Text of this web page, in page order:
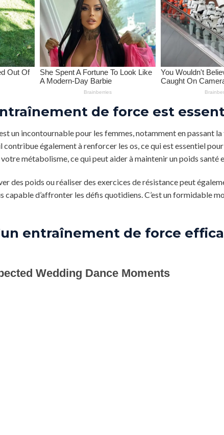
de force est
un incontournable pour les femmes, notamment en passant
contribue également à renforcer les os, ce qui est essentiel
métabolisme, ce qui peut aider à maintenir un poids santé
des poids ou réaliser des exercices de résistance peut
capable d’affronter les défis quotidiens. C’est un formidable
entraînement de force